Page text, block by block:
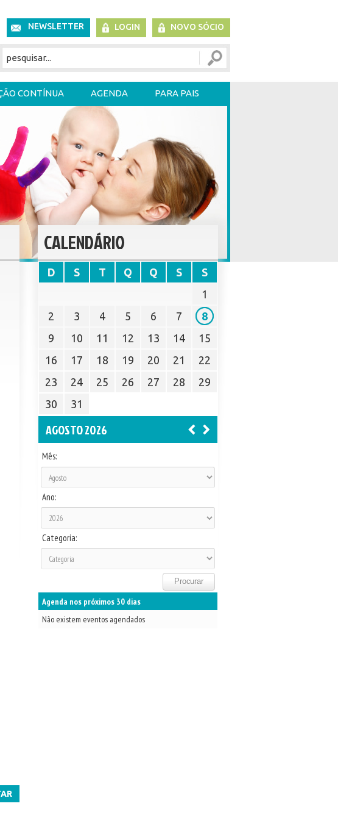
NEWSLETTER LOGIN NOVO SÓCIO
CONTÍNUA AGENDA PARA PAIS
CALENDÁRIO
D S T Q Q S
S
1
2
3 4 5 6 7
8
9
10 11 12 13 14
15
16
17 18 19 20 21
22
23
24 25 26 27 28
29
30
31
AGOSTO 2026
Mês:
Ano:
Categoria:
Agenda nos próximos 30 dias
Não existem eventos agendados